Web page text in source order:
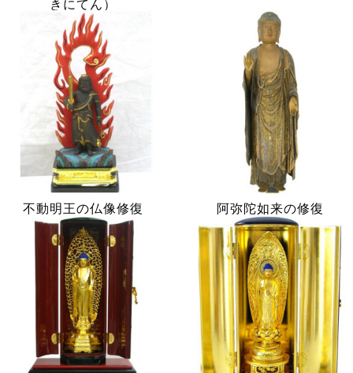
きにてん）
不動明王の仏像修復 阿弥陀如来の修復